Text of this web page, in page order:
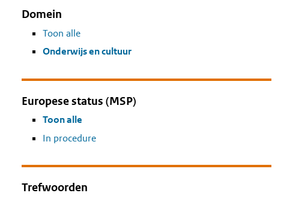
Domein
Toon alle
Onderwijs en cultuur
Europese status (MSP)
Toon alle
In procedure
Trefwoorden